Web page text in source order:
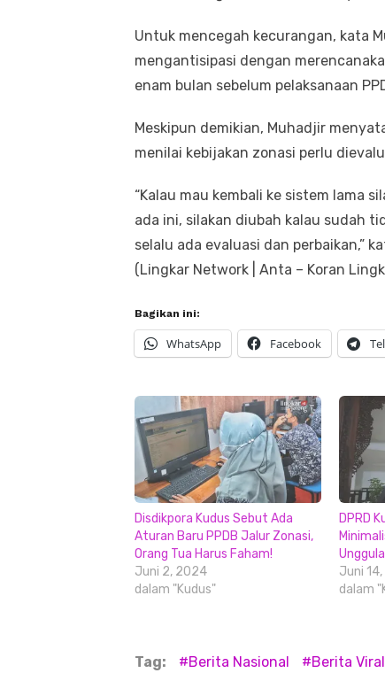
Untuk mencegah kecurangan, kata
mengantisipasi dengan
enam bulan sebelum pelaksanaan
Meskipun demikian, Muhadjir
menilai kebijakan zonasi perlu
“Kalau mau kembali ke sistem lama
ada ini, silakan diubah kalau sudah
selalu ada evaluasi dan perbaikan,”
(Lingkar Network | Anta – Koran
Bagikan ini:
WhatsApp Facebook
Disdikpora Kudus Sebut Ada
Aturan Baru PPDB Jalur Zonasi,
Orang Tua Harus Faham!
Juni 2, 2024
dalam "Kudus"
DPRD
Juni
dalam
Tag: Berita Nasional Berita Viral